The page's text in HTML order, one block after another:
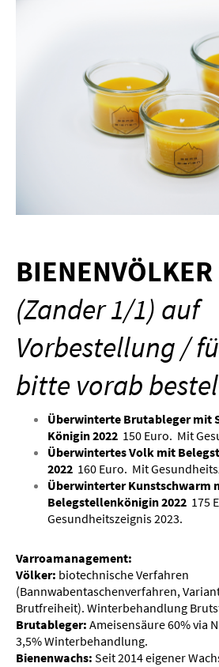
(Zander 1/1) auf
Vorbestellung /
bitte vorab
Überwinterte Brutableger mit
Königin 2022 150 Euro. Mit
Überwintertes Volk mit
2022 160 Euro. Mit
Überwinterter Kunstschwarm
Belegstellenkönigin 2022 175
Gesundheitszeignis 2023.
Varroamanagement:
Völker: biotechnische Verfahren
(Bannwabentaschenverfahren,
Brutfreiheit). Winterbehandlung
Brutableger: Ameisensäure 60% via
3,5% Winterbehandlung.
Bienenwachs: Seit 2014 eigener